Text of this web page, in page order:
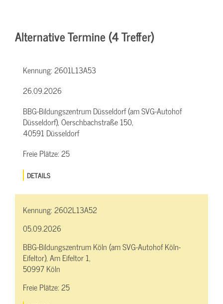
Alternative Termine (4 Treffer)
Kennung:2601L13A53
26.09.2026
BBG-Bildungszentrum Düsseldorf (am SVG-Autohof
Düsseldorf), Oerschbachstraße 150,
40591 Düsseldorf
Freie Plätze:25
DETAILS
Kennung:2602L13A52
05.09.2026
BBG-Bildungszentrum Köln (am SVG-Autohof Köln-
Eifeltor), Am Eifeltor 1,
50997 Köln
Freie Plätze:25